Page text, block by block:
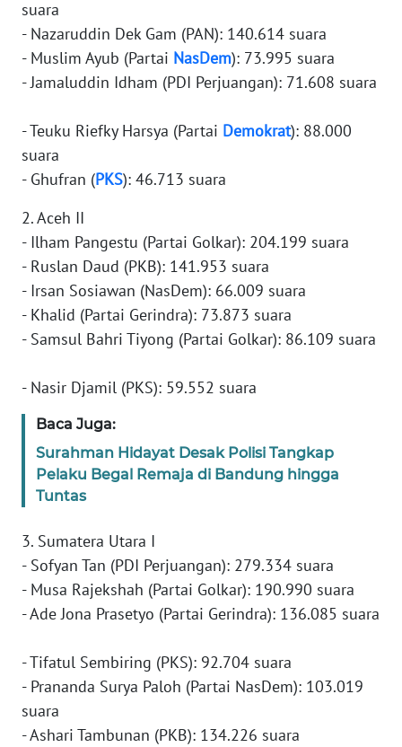
suara
- Nazaruddin Dek Gam (PAN): 140.614 suara
- Muslim Ayub (Partai NasDem): 73.995 suara
- Jamaluddin Idham (PDI Perjuangan): 71.608 suara
- Teuku Riefky Harsya (Partai Demokrat): 88.000
suara
- Ghufran (PKS): 46.713 suara
2. Aceh II
- Ilham Pangestu (Partai Golkar): 204.199 suara
- Ruslan Daud (PKB): 141.953 suara
- Irsan Sosiawan (NasDem): 66.009 suara
- Khalid (Partai Gerindra): 73.873 suara
- Samsul Bahri Tiyong (Partai Golkar): 86.109 suara
- Nasir Djamil (PKS): 59.552 suara
Baca Juga:
Surahman Hidayat Desak Polisi Tangkap
Pelaku Begal Remaja di Bandung hingga
Tuntas
3. Sumatera Utara I
- Sofyan Tan (PDI Perjuangan): 279.334 suara
- Musa Rajekshah (Partai Golkar): 190.990 suara
- Ade Jona Prasetyo (Partai Gerindra): 136.085 suara
- Tifatul Sembiring (PKS): 92.704 suara
- Prananda Surya Paloh (Partai NasDem): 103.019
suara
- Ashari Tambunan (PKB): 134.226 suara
SUMUT
WN
WN
JABAR
WN
BANTEN
WN
NTT
WN
PAPUA
WN
WN
RIAU
SERAMBI
WN
JAMBI